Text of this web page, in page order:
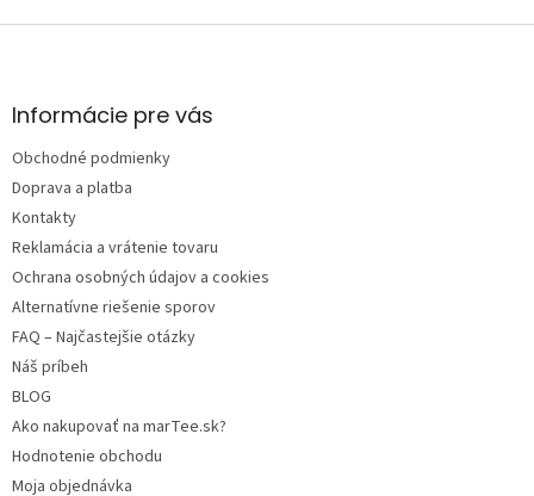
u
Z
ä
e
Informácie pre vás
Obchodné podmienky
Doprava a platba
Kontakty
Reklamácia a vrátenie tovaru
Ochrana osobných údajov a cookies
Alternatívne riešenie sporov
FAQ – Najčastejšie otázky
Náš príbeh
BLOG
Ako nakupovať na marTee.sk?
Hodnotenie obchodu
Moja objednávka